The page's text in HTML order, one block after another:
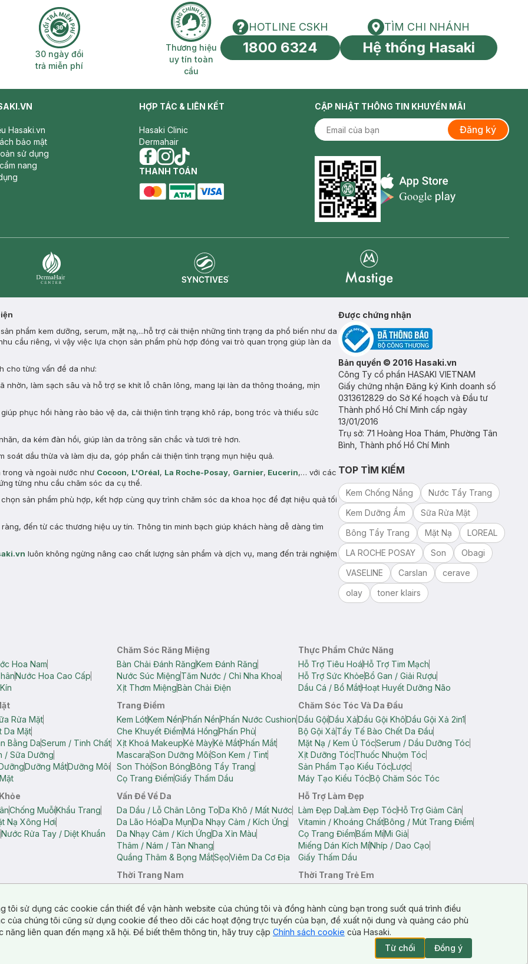
2H 30 ngày đổi trả miễn phí
30 ngày đổi
trả miễn phí
Thương hiệu uy tín toàn cầu
Thương hiệu
uy tín toàn
cầu
HOTLINE CSKH
HOTLINE CSKH
1800 6324
Tìm chi nhánh
TÌM CHI NHÁNH
Hệ thống Hasaki
Hasaki.vn
bảo mật
sử dụng
nang
HỢP TÁC & LIÊN KẾT
Hasaki Clinic
Dermahair
facebook
instagram
tiktok
THANH TOÁN
CẬP NHẬT THÔNG TIN KHUYẾN MÃI
Đăng ký
Appstore icon
phẩm kem dưỡng, serum, mặt nạ,...hỗ trợ cải thiện những tình trạng da phổ biến như da
cầu riêng, vì vậy việc lựa chọn sản phẩm phù hợp đóng vai trò quan trọng giúp làn da
cho từng vấn đề da như:
nhờn, làm sạch sâu và hỗ trợ se khít lỗ chân lông, mang lại làn da thông thoáng, mịn
phục hồi hàng rào bảo vệ da, cải thiện tình trạng khô ráp, bong tróc và thiếu sức
da kém đàn hồi, giúp làn da trông săn chắc và tươi trẻ hơn.
soát dầu thừa và làm dịu da, góp phần cải thiện tình trạng mụn hiệu quả.
và ngoài nước như Cocoon, L'Oréal, La Roche-Posay, Garnier, Eucerin,… với các
từng nhu cầu chăm sóc da cụ thể.
sản phẩm phù hợp, kết hợp cùng quy trình chăm sóc da khoa học để đạt hiệu quả tối
đến từ các thương hiệu uy tín. Thông tin minh bạch giúp khách hàng dễ dàng tìm
luôn không ngừng nâng cao chất lượng sản phẩm và dịch vụ, mang đến trải nghiệm
Được chứng nhận
Bản quyền © 2016 Hasaki.vn
Công Ty cổ phần HASAKI VIETNAM
Giấy chứng nhận Đăng ký Kinh doanh số
0313612829 do Sở Kế hoạch và Đầu tư
Thành phố Hồ Chí Minh cấp ngày
13/01/2016
Trụ sở: 71 Hoàng Hoa Thám, Phường Tân
Bình, Thành phố Hồ Chí Minh
TOP TÌM KIẾM
Kem Chống Nắng
Nước Tẩy Trang
Kem Dưỡng Ẩm
Sữa Rửa Mặt
Bông Tẩy Trang
Mặt Nạ
LOREAL
LA ROCHE POSAY
Son
Obagi
VASELINE
Carslan
cerave
olay
toner klairs
Hoa Nam
Nước Hoa Cao Cấp
Chăm Sóc Răng Miệng
Bàn Chải Đánh RăngKem Đánh Răng
Nước Súc MiệngTăm Nước / Chỉ Nha Khoa
Xịt Thơm MiệngBàn Chải Điện
Thực Phẩm Chức Năng
Hỗ Trợ Tiêu HoáHỗ Trợ Tim Mạch
Hỗ Trợ Sức KhỏeBổ Gan / Giải Rượu
Dầu Cá / Bổ MắtHoạt Huyết Dưỡng Não
Rửa Mặt
Da Mặt
Bằng DaSerum / Tinh Chất
/ Sữa Dưỡng
Dưỡng MắtDưỡng Môi
Trang Điểm
Kem LótKem NềnPhấn NềnPhấn Nước Cushion
Che Khuyết ĐiểmMá HồngPhấn Phủ
Xịt Khoá MakeupKẻ MàyKẻ MắtPhấn Mắt
MascaraSon Dưỡng MôiSon Kem / Tint
Son ThỏiSon BóngBông Tẩy Trang
Cọ Trang ĐiểmGiấy Thấm Dầu
Chăm Sóc Tóc Và Da Đầu
Dầu GộiDầu XảDầu Gội KhôDầu Gội Xả 2in1
Bộ Gội XảTẩy Tế Bào Chết Da Đầu
Mặt Nạ / Kem Ủ TócSerum / Dầu Dưỡng Tóc
Xịt Dưỡng TócThuốc Nhuộm Tóc
Sản Phẩm Tạo Kiểu TócLược
Máy Tạo Kiểu TócBộ Chăm Sóc Tóc
Chống MuỗiKhẩu Trang
Nạ Xông Hơi
Nước Rửa Tay / Diệt Khuẩn
Vấn Đề Về Da
Da Dầu / Lỗ Chân Lông ToDa Khô / Mất Nước
Da Lão HóaDa MụnDa Nhạy Cảm / Kích Ứng
Da Nhạy Cảm / Kích ỨngDa Xỉn Màu
Thâm / Nám / Tàn Nhang
Quầng Thâm & Bọng MắtSẹoViêm Da Cơ Địa
Hỗ Trợ Làm Đẹp
Làm Đẹp DaLàm Đẹp TócHỗ Trợ Giảm Cân
Vitamin / Khoáng ChấtBông / Mút Trang Điểm
Cọ Trang ĐiểmBấm MiMi Giả
Miếng Dán Kích MíNhíp / Dao Cạo
Giấy Thấm Dầu
Short Nữ
Thời Trang Nam
Thời Trang Trẻ Em
tôi sử dụng các cookie cần thiết để vận hành website của chúng tôi và đồng hành cùng bạn trong suốt quá trình điều
của chúng tôi cũng sử dụng cookie để theo dõi các hoạt động trực tuyến của bạn, đề xuất nội dung và quảng cáo phù
liên quan đến mạng xã hội. Để biết thêm thông tin, hãy truy cập Chính sách cookie của Hasaki.
Từ chối
Đồng ý